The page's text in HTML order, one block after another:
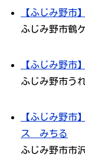
【ふじみ野市
ふじみ野市鶴
【ふじみ野
ふじみ野市う
【ふじみ野市
ス みちる
ふじみ野市市